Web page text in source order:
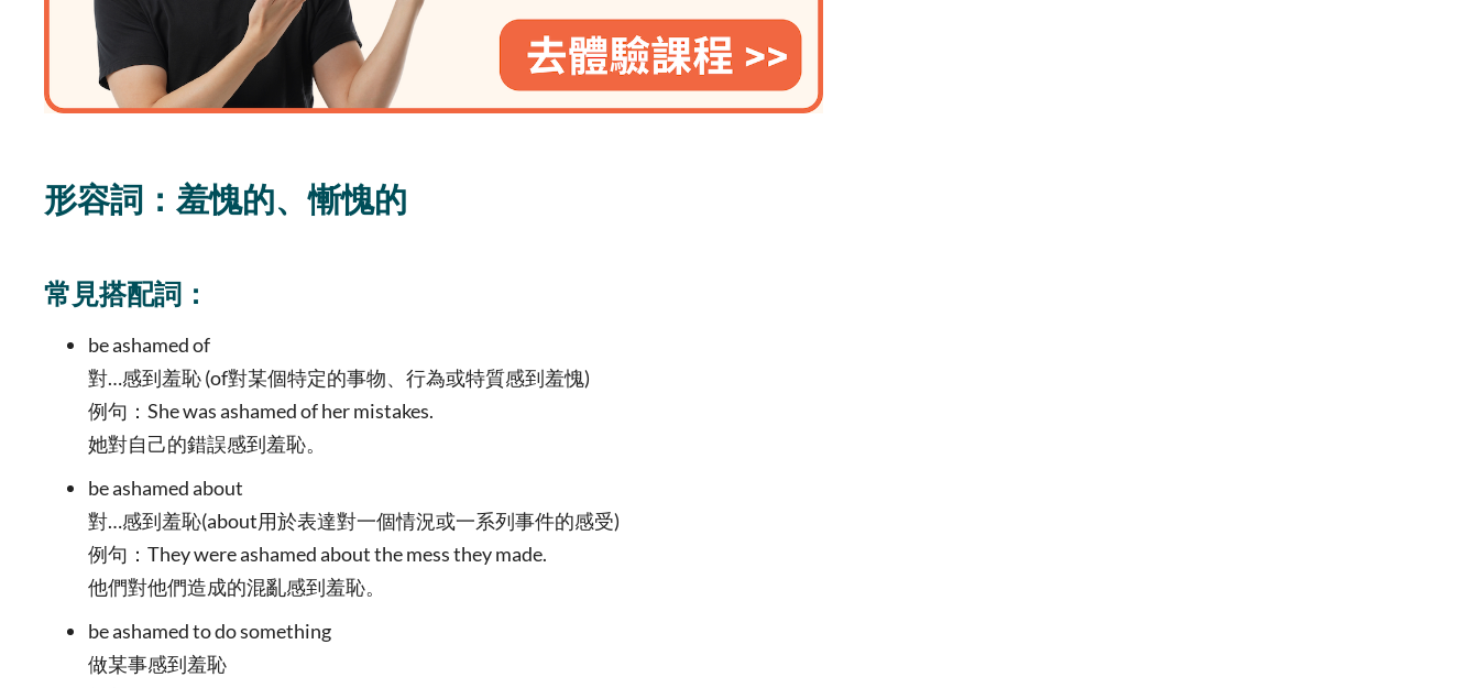
形容詞：羞愧的、慚愧的
常見搭配詞：
be ashamed of
對…感到羞恥 (of對某個特定的事物、行為或特質感到羞愧)
例句：She was ashamed of her mistakes.
她對自己的錯誤感到羞恥。
be ashamed about
對…感到羞恥(about用於表達對一個情況或一系列事件的感受)
例句：They were ashamed about the mess they made.
他們對他們造成的混亂感到羞恥。
be ashamed to do something
做某事感到羞恥